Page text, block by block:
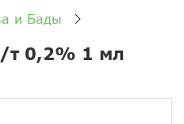
и Бады
т 0,2% 1 мл